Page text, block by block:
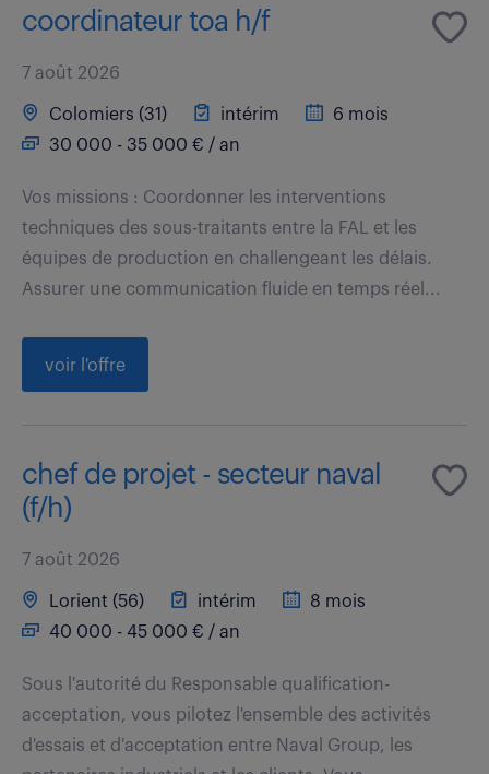
coordinateur toa h/f
7 août 2026
Colomiers (31) intérim
6 mois
30 000 - 35 000 € / an
Vos missions : Coordonner les interventions
techniques des sous-traitants entre la FAL et les
équipes de production en challengeant les délais.
Assurer une communication fluide en temps réel...
voir l'offre
chef de projet - secteur naval
(f/h)
7 août 2026
Lorient (56) intérim
8 mois
40 000 - 45 000 € / an
Sous l'autorité du Responsable qualification-
acceptation, vous pilotez l'ensemble des activités
d'essais et d'acceptation entre Naval Group, les